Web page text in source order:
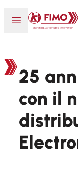
Aprire o chiudere
Torna alla
25
con il